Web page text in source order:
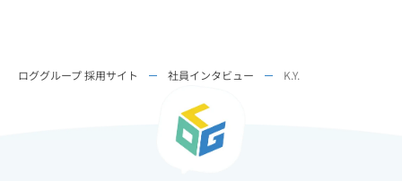
ロググループ 採用サイト 社員インタビュー K.Y.